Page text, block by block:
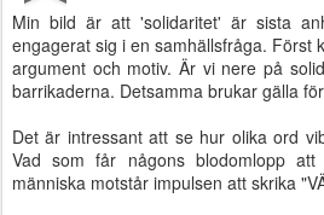
Min bild är att 'solidaritet' är sista
engagerat sig i en samhällsfråga. Först
argument och motiv. Är vi nere på
barrikaderna. Detsamma brukar gälla
Det är intressant att se hur olika ord
Vad som får någons blodomlopp
människa motstår impulsen att skrika